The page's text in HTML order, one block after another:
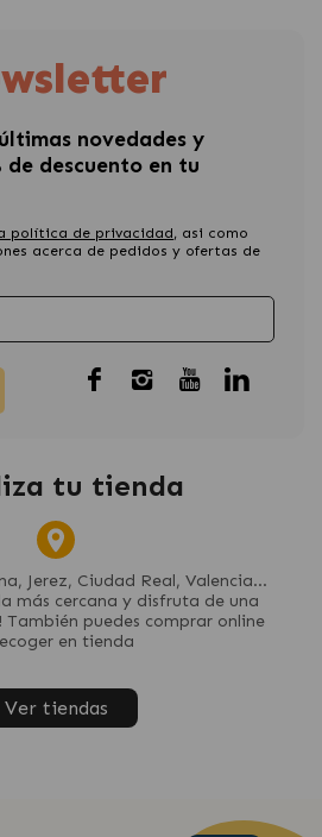
novedades y
de descuento en tu
política de privacidad, asi como
acerca de pedidos y ofertas de
tu tienda
Jerez, Ciudad Real, Valencia...
más cercana y disfruta de una
También puedes comprar online
en tienda
Ver tiendas